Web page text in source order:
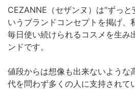
CEZANNE（セザンヌ）は“ずっと
いうブランドコンセプトを掲げ、
毎日使い続けられるコスメを生み
ンドです。
値段からは想像も出来ないような
代を問わず多くの人に支持されて